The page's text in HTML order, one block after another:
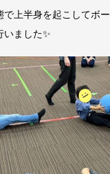
上半身を起こしてボー
いました✨